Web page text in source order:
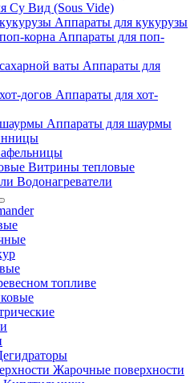
Су Вид (Sous Vide)
Аппараты для кукурузы
Аппараты для поп-
Аппараты для
Аппараты для хот-
Аппараты для шаурмы
Витрины тепловые
Водонагреватели
топливе
Жарочные поверхности